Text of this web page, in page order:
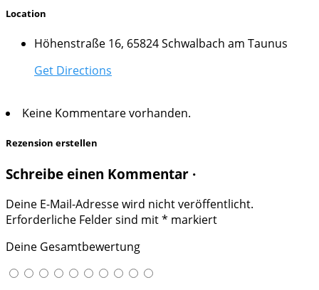
Location
Höhenstraße 16, 65824 Schwalbach am Taunus
Get Directions
Keine Kommentare vorhanden.
Rezension erstellen
Schreibe einen Kommentar ·
Deine E-Mail-Adresse wird nicht veröffentlicht.
Erforderliche Felder sind mit* markiert
Deine Gesamtbewertung